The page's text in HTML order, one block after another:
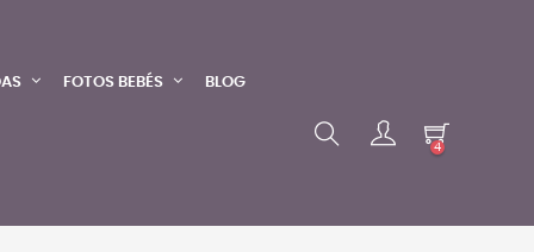
FOTOS BEBÉS BLOG
4